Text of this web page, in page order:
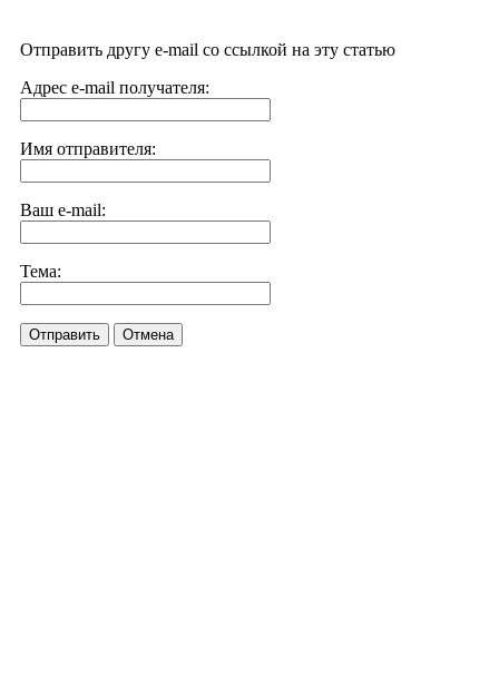
Отправить другу e-mail со ссылкой на эту статью
Адрес e-mail получателя:
Имя отправителя:
Ваш e-mail:
Тема:
Отправить Отмена